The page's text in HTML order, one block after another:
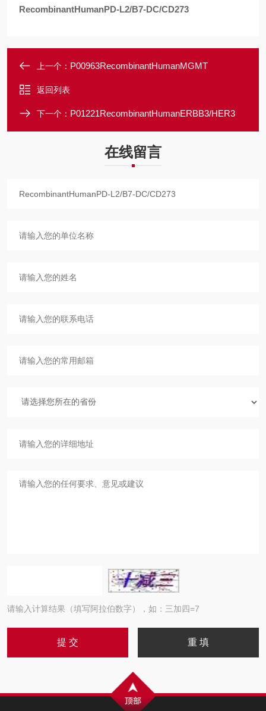
RecombinantHumanPD-L2/B7-DC/CD273
上一个： P00963RecombinantHumanMGMT
返回列表
下一个： P01221RecombinantHumanERBB3/HER3
在线留言
请输入计算结果（填写阿拉伯数字），如：三加四=7